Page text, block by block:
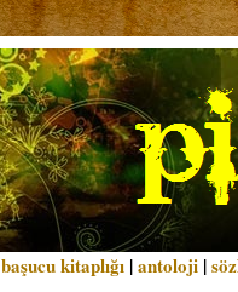
başucu kitaplığı |antoloji |